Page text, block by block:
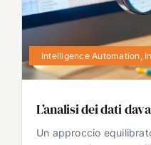
Intelligence Automation
L’analisi dei dati
Un approccio